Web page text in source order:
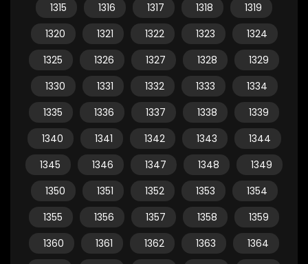
1315
1316 1317 1318
1319
1320
1321 1322 1323
1324
1325
1326 1327 1328
1329
1330
1331 1332 1333
1334
1335
1336 1337 1338
1339
1340
1341 1342 1343
1344
1345
1346 1347 1348
1349
1350
1351 1352 1353
1354
1355
1356 1357 1358
1359
1360
1361 1362 1363
1364